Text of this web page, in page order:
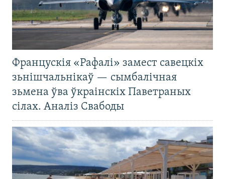
Францускія «Рафалі» замест савецкіх
зьнішчальнікаў — сымбалічная
зьмена ўва ўкраінскіх Паветраных
сілах. Аналіз Свабоды